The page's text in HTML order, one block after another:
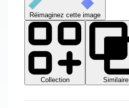
Réimaginez cette image
Collection
Similaire